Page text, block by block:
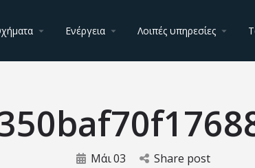
Ενέργεια Λοιπές υπηρεσίες
Μάι03 Share post